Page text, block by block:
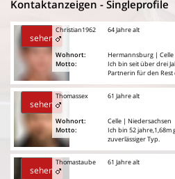
Kontaktanzeigen - Singleprofile
sehen
Christian1962
Wohnort:
Motto:
64 Jahre alt
Hermannsburg |
Ich bin seit über drei
Partnerin für den Rest
sehen
Thomassex
Wohnort:
Motto:
61 Jahre alt
Celle | Niedersachsen
Ich bin 52
zuverlässiger Typ.
sehen
Thomastaube 61 Jahre alt